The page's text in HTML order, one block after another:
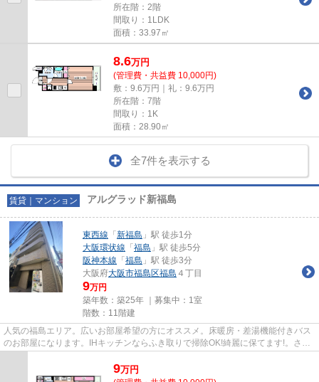
所在階：2階
間取り：1LDK
面積：33.97㎡
8.6万円
(管理費・共益費 10,000円)
敷：9.6万円｜礼：9.6万円
所在階：7階
間取り：1K
面積：28.90㎡
全7件を表示する
賃貸｜マンション アルグラッド新福島
東西線 「 新福島 」駅 徒歩1分
大阪環状線 「 福島 」駅 徒歩5分
阪神本線 「 福島 」駅 徒歩3分
大阪府大阪市福島区福島 ４丁目
9万円
築年数：築25年 ｜募集中： 1室
階数：11階建
人気の福島エリア。広いお部屋希望の方にオススメ。床暖房・差湯機能付きバス
のお部屋になります。IHキッチンならふき取りで掃除OK!綺麗に保てます!。さわ
9万円